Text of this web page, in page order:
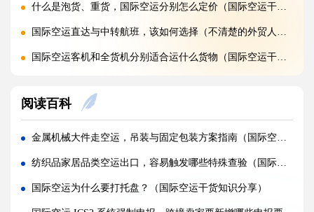
什么是泡货、重货，国际空运分别怎么定价（国际空运干货知识分享）
国际空运直达与中转航班，该如何选择（不清楚的外贸人看过来）
国际空运客机和全货机分别适合运什么货物（国际空运干货知识分享）
国际空运完整运输流程分为哪几个步骤（国际空运干货知识分享）
国际空运和国际快递到底有哪些核心区别（国际物流干货知识分享）
跨境卖家亚马逊 FBA 发货用什么国际快递渠道?(亚马逊卖家必看篇)
加急国际快递真的能提速吗，靠谱吗?(国际快递干货知识分享)
旺季国际快递大面积延误该怎么提前规避?(国际快递干货知识分享)
阅读百科
金属机械大件走空运，吊装与固定包装方案指南（国际空运干货知识分享）
纺织品家居品类空运出口，容易触发哪些特殊查验（国际空运干货知识分享）
国际空运为什么要打托盘？（国际空运干货知识分享）